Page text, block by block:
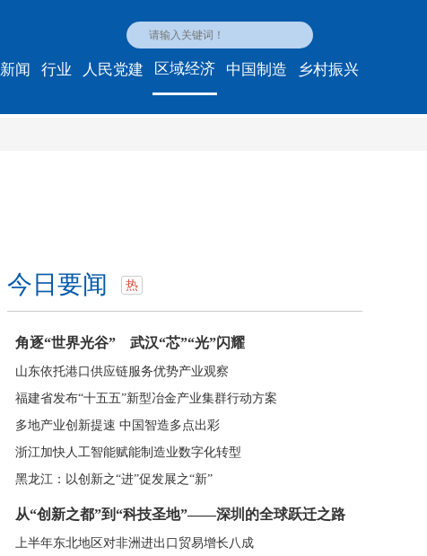
新闻 行业 人民党建 区域经济 中国制造 乡村振兴
今日要闻 热
角逐“世界光谷” 武汉“芯”“光”闪耀
山东依托港口供应链服务优势产业观察
福建省发布“十五五”新型冶金产业集群行动方案
多地产业创新提速 中国智造多点出彩
浙江加快人工智能赋能制造业数字化转型
黑龙江：以创新之“进”促发展之“新”
从“创新之都”到“科技圣地”——深圳的全球跃迁之路
上半年东北地区对非洲进出口贸易增长八成